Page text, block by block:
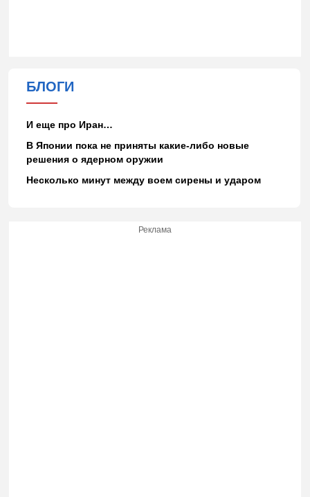
БЛОГИ
И еще про Иран…
В Японии пока не приняты какие-либо новые
решения о ядерном оружии
Несколько минут между воем сирены и ударом
Реклама